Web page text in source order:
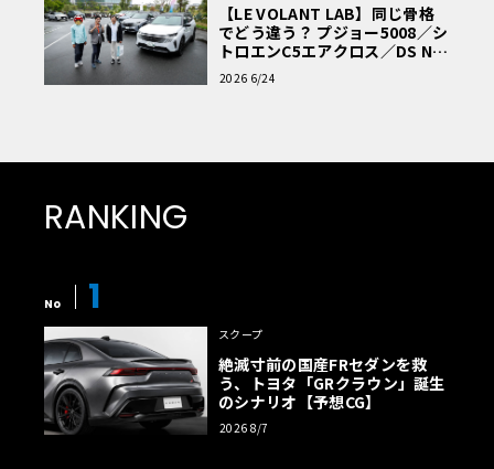
【LE VOLANT LAB】同じ骨格
でどう違う？ プジョー5008／シ
トロエンC5エアクロス／DS Nº4
読者一気乗りレポート
2026 6/24
RANKING
No 1
スクープ
絶滅寸前の国産FRセダンを救
う、トヨタ「GRクラウン」誕生
のシナリオ【予想CG】
2026 8/7